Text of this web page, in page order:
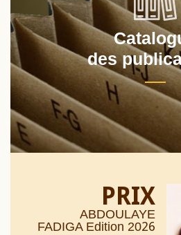
des
PRIX
ABDOULAYE
FADIGA Edition 2026